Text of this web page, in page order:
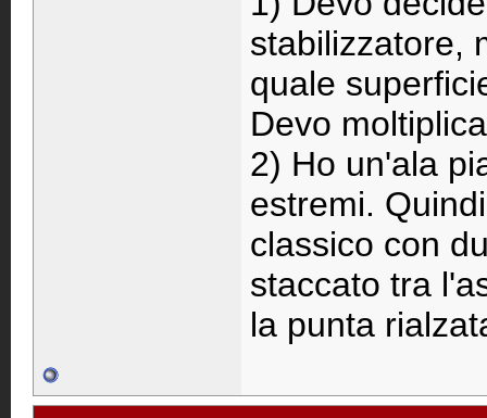
stabilizzatore,
quale
Devo
2) Ho un'ala
estremi.
classico con
staccato tra
la punta